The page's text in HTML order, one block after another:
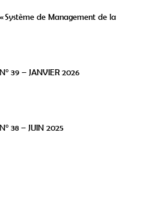
Système de Management de la
39 – JANVIER 2026
38 – JUIN 2025